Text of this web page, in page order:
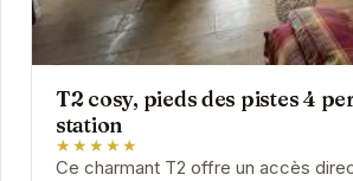
T2 cosy, pieds des pistes 4
station
★★★★★
Ce charmant T2 offre un accès